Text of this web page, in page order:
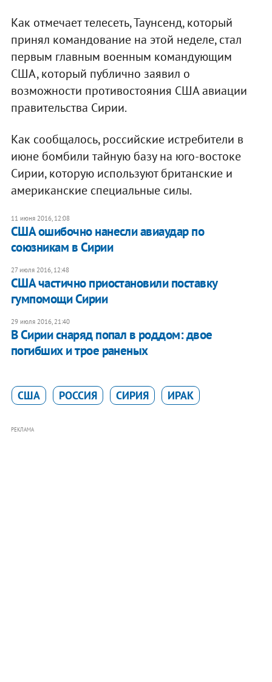
Как отмечает телесеть, Таунсенд, который
принял командование на этой неделе, стал
первым главным военным командующим
США, который публично заявил о
возможности противостояния США авиации
правительства Сирии.
Как сообщалось, российские истребители в
июне бомбили тайную базу на юго-востоке
Сирии, которую используют британские и
американские специальные силы.
11 июня 2016, 12:08
США ошибочно нанесли авиаудар по
союзникам в Сирии
27 июля 2016, 12:48
США частично приостановили поставку
гумпомощи Сирии
29 июля 2016, 21:40
В Сирии снаряд попал в роддом: двое
погибших и трое раненых
США РОССИЯ СИРИЯ ИРАК
РЕКЛАМА